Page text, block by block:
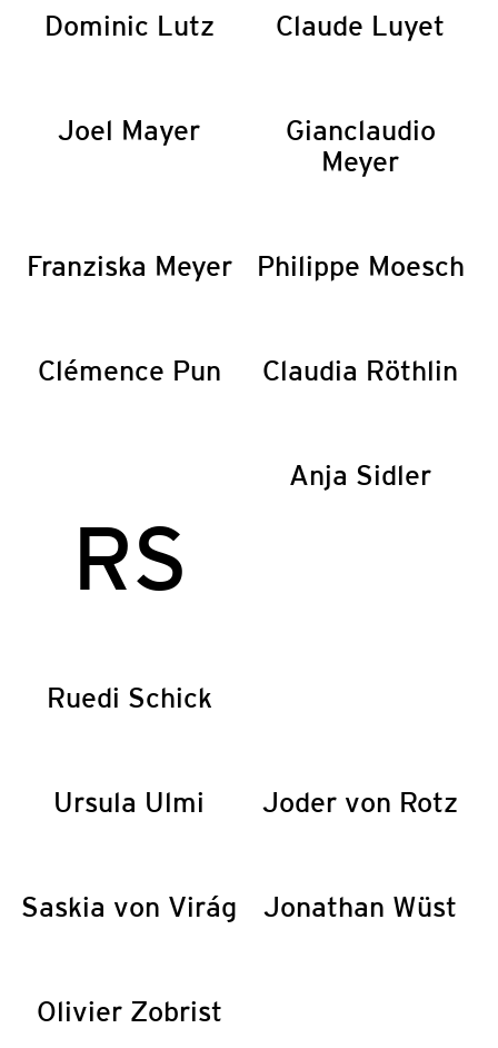
Dominic Lutz Claude Luyet
Joel Mayer
Gianclaudio
Meyer
Franziska Meyer Philippe Moesch
Clémence Pun Claudia Röthlin
RS
Ruedi Schick
Anja Sidler
Ursula Ulmi Joder von Rotz
Saskia von Virág Jonathan Wüst
Olivier Zobrist